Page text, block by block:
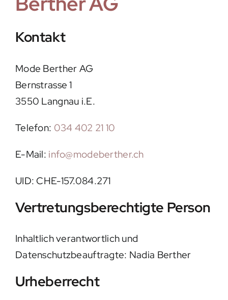
Kontakt
Mode Berther AG
Bernstrasse 1
3550 Langnau i.E.
Telefon: 034 402 21 10
E-Mail: info@modeberther.ch
UID: CHE-157.084.271
Vertretungsberechtigte Person
Inhaltlich verantwortlich und
Datenschutzbeauftragte: Nadia Berther
Urheberrecht